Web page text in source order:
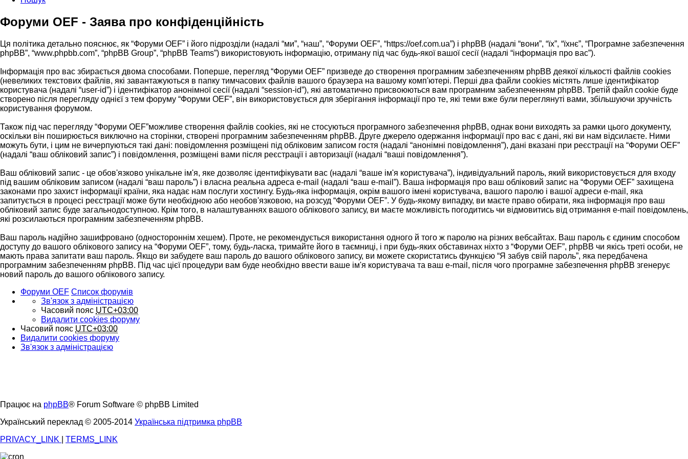
Форуми OEF - Заява про конфіденційність
Ця політика детально пояснює, як “Форуми OEF” і його підрозділи (надалі “ми”, “наш”, “Форуми OEF”, “https://oef.com.ua”) і phpBB (надалі “вони”, “їх”, “їхнє”, “Програмне забезпечення
phpBB”, “www.phpbb.com”, “phpBB Group”, “phpBB Teams”) використовують інформацію, отриману під час будь-якої вашої сесії (надалі “інформація про вас”).
Інформація про вас збирається двома способами. Поперше, перегляд “Форуми OEF” призведе до створення програмним забезпеченням phpBB деякої кількості файлів cookies
(невеликих текстових файлів, які завантажуються в папку тимчасових файлів вашого браузера на вашому комп'ютері. Перші два файли cookies містять лише ідентифікатор
користувача (надалі “user-id”) і ідентифікатор анонімної сесії (надалі “session-id”), які автоматично присвоюються вам програмним забезпеченням phpBB. Третій файл cookie буде
створено після перегляду однієї з тем форуму “Форуми OEF”, він використовується для зберігання інформації про те, які теми вже були переглянуті вами, збільшуючи зручність
користування форумом.
Також під час перегляду “Форуми OEF”можливе створення файлів cookies, які не стосуються програмного забезпечення phpBB, однак вони виходять за рамки цього документу,
оскільки він поширюється виключно на сторінки, створені програмним забезпеченням phpBB. Друге джерело одержання інформації про вас є дані, які ви нам відсилаєте. Ними
можуть бути, і цим не вичерпуються такі дані: повідомлення розміщені під обліковим записом гостя (надалі “анонімні повідомлення”), дані вказані при реєстрації на “Форуми OEF”
(надалі “ваш обліковий запис”) і повідомлення, розміщені вами після реєстрації і авторизації (надалі “ваші повідомлення”).
Ваш обліковий запис - це обов'язково унікальне ім'я, яке дозволяє ідентифікувати вас (надалі “ваше ім'я користувача”), індивідуальний пароль, який використовується для входу
під вашим обліковим записом (надалі “ваш пароль”) і власна реальна адреса e-mail (надалі “ваш e-mail”). Ваша інформація про ваш обліковий запис на “Форуми OEF” захищена
законами про захист інформації країни, яка надає нам послуги хостингу. Будь-яка інформація, окрім вашого імені користувача, вашого паролю і вашої адреси e-mail, яка
запитується в процесі реєстрації може бути необхідною або необов'язковою, на розсуд “Форуми OEF”. У будь-якому випадку, ви маєте право обирати, яка інформація про ваш
обліковий запис буде загальнодоступною. Крім того, в налаштуваннях вашого облікового запису, ви маєте можливість погодитись чи відмовитись від отримання e-mail повідомлень,
які розсилаються програмним забезпеченням phpBB.
Ваш пароль надійно зашифровано (одностороннім хешем). Проте, не рекомендується використання одного й того ж паролю на різних вебсайтах. Ваш пароль є єдиним способом
доступу до вашого облікового запису на “Форуми OEF”, тому, будь-ласка, тримайте його в таємниці, і при будь-яких обставинах ніхто з “Форуми OEF”, phpBB чи якісь треті особи, не
мають права запитати ваш пароль. Якщо ви забудете ваш пароль до вашого облікового запису, ви можете скористатись функцією “Я забув свій пароль”, яка передбачена
програмним забезпеченням phpBB. Під час цієї процедури вам буде необхідно ввести ваше ім'я користувача та ваш e-mail, після чого програмне забезпечення phpBB згенерує
новий пароль до вашого облікового запису.
Форуми OEF Список форумів
Зв'язок з адміністрацією
Часовий пояс UTC+03:00
Видалити cookies форуму
Часовий пояс UTC+03:00
Видалити cookies форуму
Зв'язок з адміністрацією
Працює на phpBB® Forum Software © phpBB Limited
Український переклад © 2005-2014 Українська підтримка phpBB
PRIVACY_LINK
TERMS_LINK